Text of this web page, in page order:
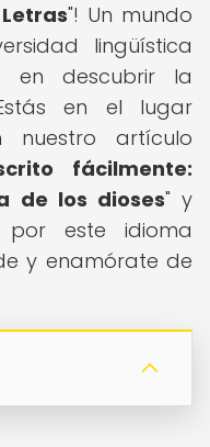
"! Un mundo
lingüística
en descubrir la
en el lugar
nuestro artículo
fácilmente:
de los dioses" y
por este idioma
y enamórate de